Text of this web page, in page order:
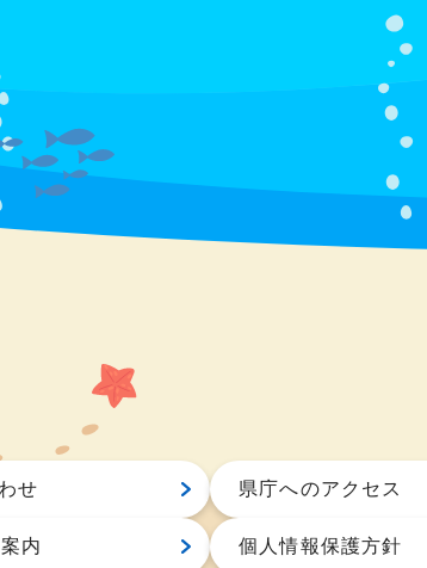
せ 県庁へのアクセス
内 個人情報保護方針